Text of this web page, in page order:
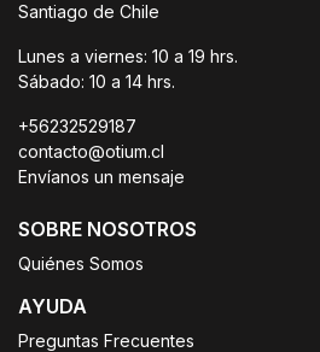
Santiago de Chile
Lunes a viernes: 10 a 19 hrs.
Sábado: 10 a 14 hrs.
+56232529187
contacto@otium.cl
Envíanos un mensaje
SOBRE NOSOTROS
Quiénes Somos
AYUDA
Preguntas Frecuentes